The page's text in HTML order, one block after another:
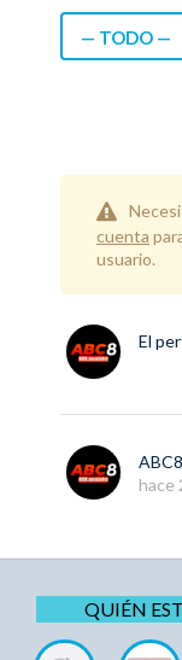
— TODO —
cuenta
usuario.
El
ABC8
hace
QUIÉN